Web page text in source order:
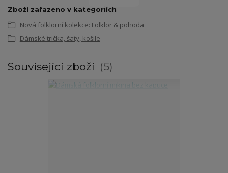
Zboží zařazeno v kategoriích
Nová folklorní kolekce: Folklor & pohoda
Dámské trička, šaty, košile
Související zboží 5